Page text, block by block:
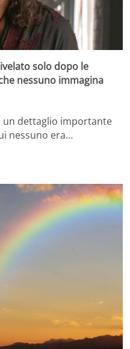
solo dopo le
nessuno immagina
un dettaglio importante
nessuno era…